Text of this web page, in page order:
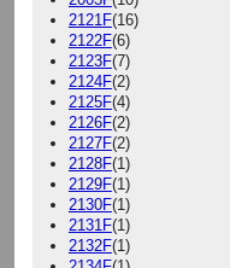
2121F(16)
2122F(6)
2123F(7)
2124F(2)
2125F(4)
2126F(2)
2127F(2)
2128F(1)
2129F(1)
2130F(1)
2131F(1)
2132F(1)